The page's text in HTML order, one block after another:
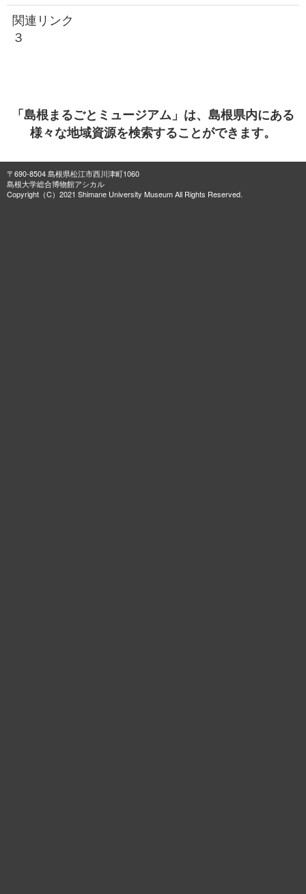
関連リンク
３
「島根まるごとミュージアム」は、島根県内にある
様々な地域資源を検索することができます。
〒690-8504 島根県松江市西川津町1060
島根大学総合博物館アシカル
Copyright（C）2021 Shimane University Museum All Rights Reserved.